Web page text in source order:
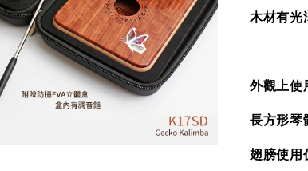
木材有光
外觀上使
長方形琴
翅膀使用